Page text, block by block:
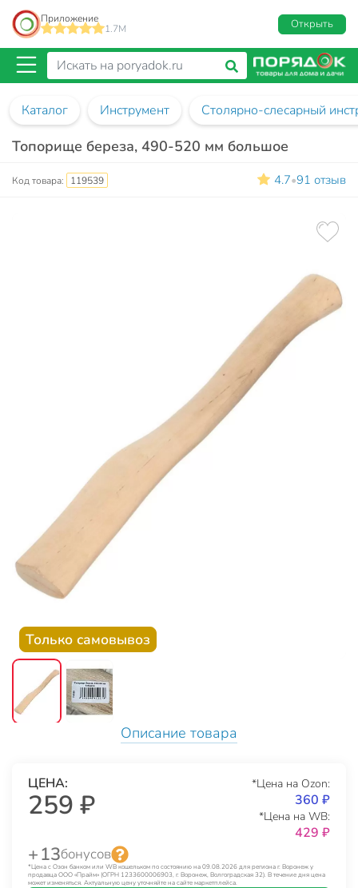
Приложение
1.7M
Открыть
Каталог Инструмент Столярно-слесарный
Топорище береза, 490-520 мм большое
Код товара: 119539 4.7•91 отзыв
Только самовывоз
Описание товара
ЦЕНА:
259 ₽
*Цена на Ozon:
360 ₽
*Цена на WB:
429 ₽
+ 13бонусов
*Цена с Озон банком или WB кошельком по состоянию на 09.08.2026 для региона г. Воронеж у
продавца ООО «Прайм» (ОГРН 1233600006903, г. Воронеж, Волгоградская 32). В течение дня цена
может изменяться. Актуальную цену уточняйте на сайте маркетплейса.